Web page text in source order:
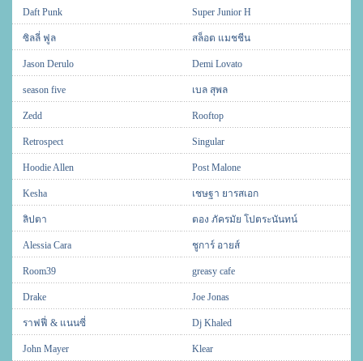
Daft Punk Super Junior H
ซิลลี่ ฟูล สล็อต แมชชีน
Jason Derulo Demi Lovato
season five เบล สุพล
Zedd Rooftop
Retrospect Singular
Hoodie Allen Post Malone
Kesha เชษฐา ยารสเอก
ลิปตา ตอง ภัครมัย โปตระนันทน์
Alessia Cara ชูการ์ อายส์
Room39 greasy cafe
Drake Joe Jonas
ราฟฟี่ & แนนซี่ Dj Khaled
John Mayer Klear